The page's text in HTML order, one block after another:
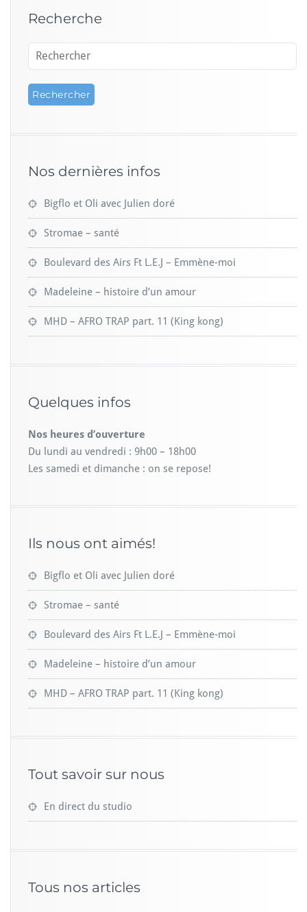
Recherche
Nos dernières infos
Bigflo et Oli avec Julien doré
Stromae – santé
Boulevard des Airs Ft L.E.J – Emmène-moi
Madeleine – histoire d’un amour
MHD – AFRO TRAP part. 11 (King kong)
Quelques infos
Nos heures d’ouverture
Du lundi au vendredi : 9h00 – 18h00
Les samedi et dimanche : on se repose!
Ils nous ont aimés!
Bigflo et Oli avec Julien doré
Stromae – santé
Boulevard des Airs Ft L.E.J – Emmène-moi
Madeleine – histoire d’un amour
MHD – AFRO TRAP part. 11 (King kong)
Tout savoir sur nous
En direct du studio
Tous nos articles